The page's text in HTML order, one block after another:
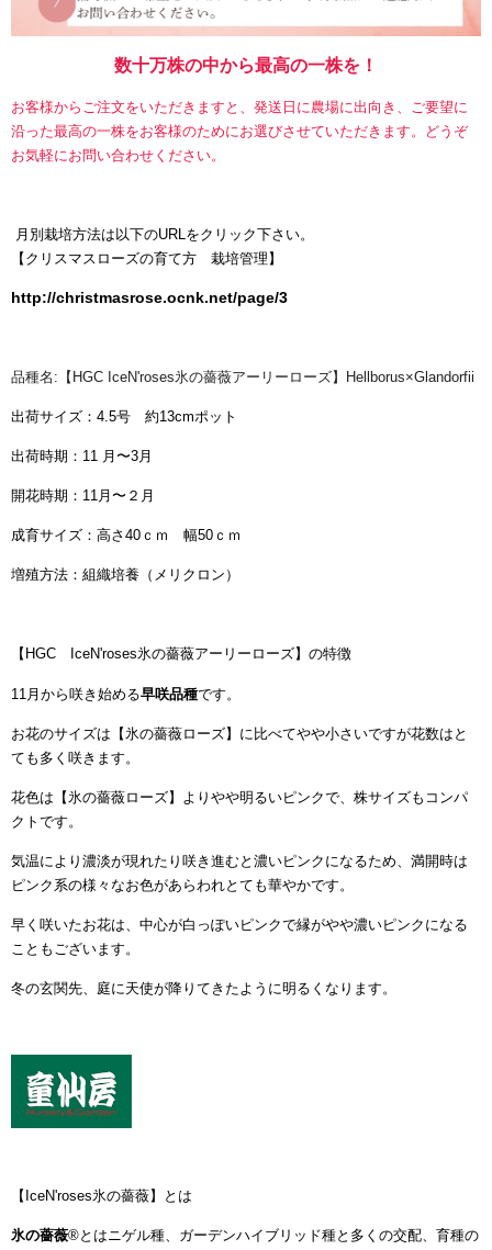
数十万株の中から最高の一株を！
お客様からご注文をいただきますと、発送日に農場に出向き、ご要望に
沿った最高の一株をお客様のためにお選びさせていただきます。どうぞ
お気軽にお問い合わせください。
月別栽培方法は以下のURLをクリック下さい。
【 クリスマスローズの育て方 栽培管理】
http://christmasrose.ocnk.net/page/3
品種名:【HGC IceN'roses氷の薔薇アーリーローズ】Hellborus×Glandorfii
出荷サイズ：4.5号 約13cmポット
出荷時期：11 月〜3月
開花時期：11月〜２月
成育サイズ：高さ40ｃｍ 幅50ｃｍ
増殖方法：組織培養（メリクロン）
【HGC IceN'roses氷の薔薇アーリーローズ】の特徴
11月から咲き始める早咲品種です。
お花のサイズは【氷の薔薇ローズ】に比べてやや小さいですが花数はと
ても多く咲きます。
花色は【氷の薔薇ローズ】よりやや明るいピンクで、株サイズもコンパ
クトです。
気温により濃淡が現れたり咲き進むと濃いピンクになるため、満開時は
ピンク系の様々なお色があらわれとても華やかです。
早く咲いたお花は、中心が白っぽいピンクで縁がやや濃いピンクになる
こともございます。
冬の玄関先、庭に天使が降りてきたように明るくなります。
【IceN'roses氷の薔薇】とは
氷の薔薇®とはニゲル種、ガーデンハイブリッド種と多くの交配、育種の